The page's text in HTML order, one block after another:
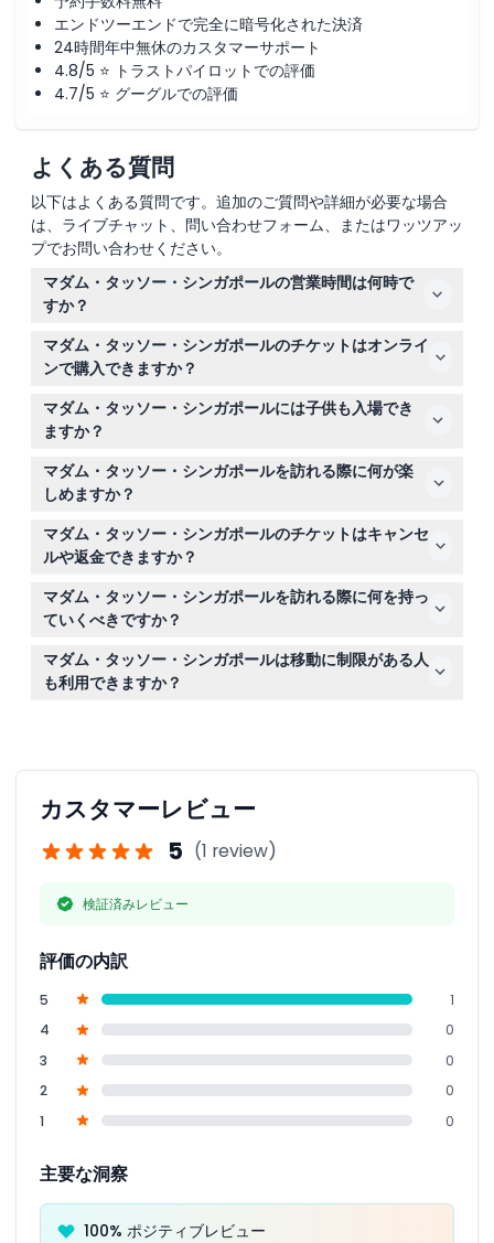
エンドツーエンドで完全に暗号化された決済
24時間年中無休のカスタマーサポート
4.8/5 ⭐ トラストパイロットでの評価
4.7/5 ⭐ グーグルでの評価
よくある質問
以下はよくある質問です。追加のご質問や詳細が必要な場合
は、ライブチャット、問い合わせフォーム、またはワッツアッ
プでお問い合わせください。
マダム・タッソー・シンガポールの営業時間は何時で
すか？
マダム・タッソー・シンガポールは毎日午前10時から午後
7時まで営業しており、最終入場は午後6時です（変更さ
れる場合がありますので、ご予約時にご確認ください）。
マダム・タッソー・シンガポールのチケットはオンライ
ンで購入できますか？
はい、このウェブサイトでチケットをオンラインで予約で
きます。チケットは日付指定で、選択した日付のみ有効で
すので、予約時に訪問日を必ず選んでください。
マダム・タッソー・シンガポールには子供も入場でき
ますか？
3歳未満の子供は無料で入場でき、12歳未満の子供は18歳
以上の大人の同伴が必要です。一部のアトラクションには
年齢や身長の制限があるため、予約時に特定の要件を確認
してください。
マダム・タッソー・シンガポールを訪れる際に何が楽
しめますか？
エンターテインメント、政治、スポーツの有名人80体以
上のリアルな蝋人形をご覧いただけるほか、『イメージ
ズ・オブ・シンガポール』の歴史的な旅や『スピリット・
オブ・シンガポール』のボートライドなどの体験も楽しめ
ます。
マダム・タッソー・シンガポールのチケットはキャンセ
ルや返金できますか？
チケットは返金不可で、いかなる場合でもキャンセルでき
ませんので、ご購入前に予約日時がご予定に合っているか
ご確認ください。
マダム・タッソー・シンガポールを訪れる際に何を持っ
ていくべきですか？
オンラインチケットの確認書、歩きやすい靴、お気に入り
の蝋人形と写真を撮るためのカメラやスマートフォンをお
持ちください。
マダム・タッソー・シンガポールは移動に制限がある人
も利用できますか？
カスタマーレビュー
5 (1 review)
検証済みレビュー
評価の内訳
5
1
4
0
3
0
2
0
1
0
主要な洞察
100% ポジティブレビュー